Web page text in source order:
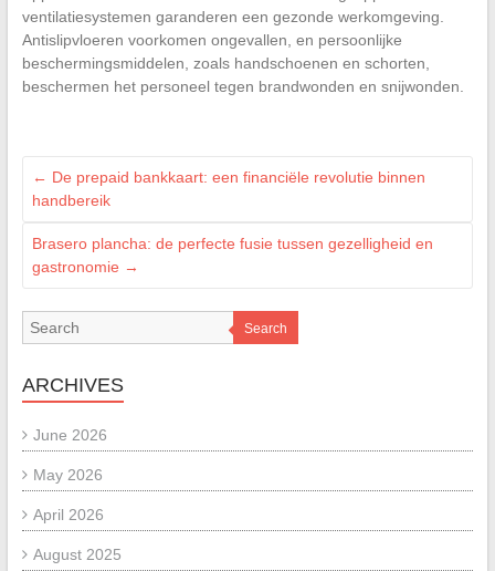
ventilatiesystemen garanderen een gezonde werkomgeving.
Antislipvloeren voorkomen ongevallen, en persoonlijke
beschermingsmiddelen, zoals handschoenen en schorten,
beschermen het personeel tegen brandwonden en snijwonden.
← De prepaid bankkaart: een financiële revolutie binnen
handbereik
Brasero plancha: de perfecte fusie tussen gezelligheid en
gastronomie →
Search
ARCHIVES
June 2026
May 2026
April 2026
August 2025